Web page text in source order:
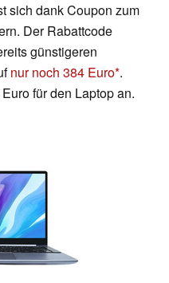
sich dank Coupon zum
Der Rabattcode
günstigeren
nur noch 384 Euro .
für den Laptop an.